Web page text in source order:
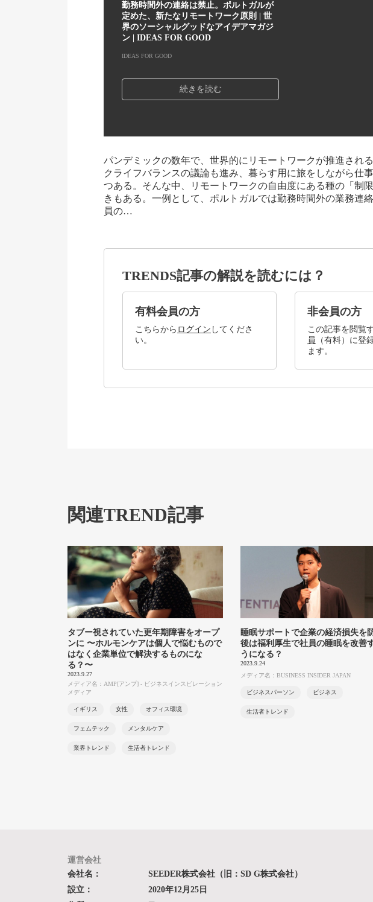
勤務時間外の連絡は禁止。ポルトガルが
定めた、新たなリモートワーク原則 | 世
界のソーシャルグッドなアイデアマガジ
ン | IDEAS FOR GOOD
IDEAS FOR GOOD
続きを読む
パンデミックの数年で、世界的にリモートワークが推進され
クライフバランスの議論も進み、暮らす用に旅をしながら仕
つある。そんな中、リモートワークの自由度にある種の「制
きもある。一例として、ポルトガルでは勤務時間外の業務連
員の…
TRENDS記事の解説を読むには？
有料会員の方
こちらから ログイン してくださ
い。
非会員の方
この記事を閲覧
員
（有料）に登
ます。
関連TREND記事
タブー視されていた更年期障害をオープ
ンに 〜ホルモンケアは個人で悩むもので
はなく企業単位で解決するものにな
る？〜
2023.9.27
メディア名：AMP[アンプ] - ビジネスインスピレーション
メディア
イギリス 女性 オフィス環境
フェムテック メンタルケア
業界トレンド 生活者トレンド
睡眠サポートで企業の経済損失を
後は福利厚生で社員の睡眠を改善
うになる？
2023.9.24
メディア名：BUSINESS INSIDER JAPAN
ビジネスパーソン ビジネス
生活者トレンド
運営会社
会社名：
SEEDER株式会社（旧：SD G株式会社）
設立：
2020年12月25日